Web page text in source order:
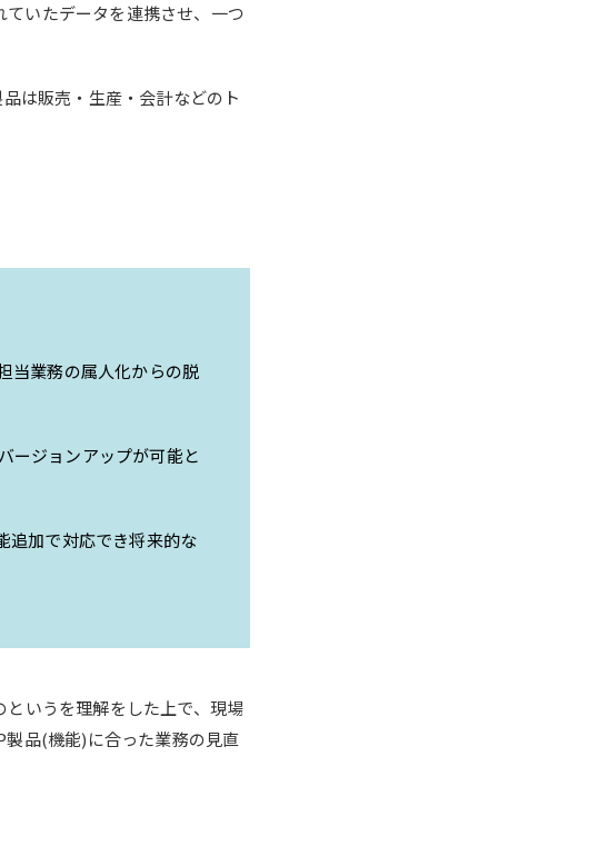
いたデータを連携させ、一つ
品は販売・生産・会計などのト
当業務の属人化からの脱
ージョンアップが可能と
追加で対応でき将来的な
いうを理解をした上で、現場
品(機能)に合った業務の見直